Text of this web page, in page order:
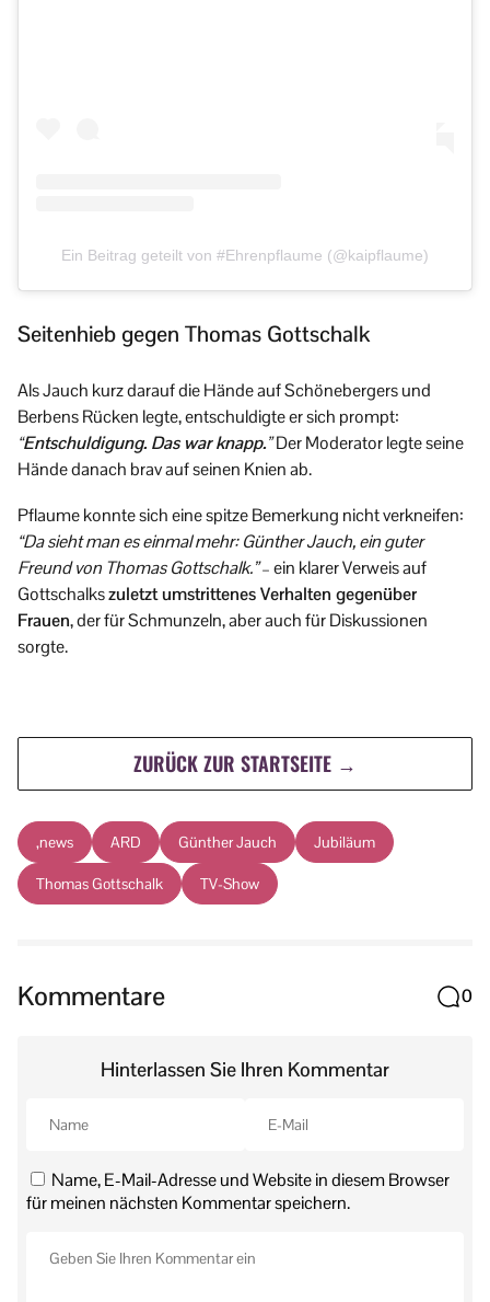
Ein Beitrag geteilt von #Ehrenpflaume (@kaipflaume)
Seitenhieb gegen Thomas Gottschalk
Als Jauch kurz darauf die Hände auf Schönebergers und
Berbens Rücken legte, entschuldigte er sich prompt:
“Entschuldigung. Das war knapp.”Der Moderator legte seine
Hände danach brav auf seinen Knien ab.
Pflaume konnte sich eine spitze Bemerkung nicht verkneifen:
“Da sieht man es einmal mehr: Günther Jauch, ein guter
Freund von Thomas Gottschalk.”– ein klarer Verweis auf
Gottschalkszuletzt umstrittenes Verhalten gegenüber
Frauen, der für Schmunzeln, aber auch für Diskussionen
sorgte.
ZURÜCK ZUR STARTSEITE →
,news ARD Günther Jauch Jubiläum
Thomas Gottschalk TV-Show
Kommentare 0
Hinterlassen Sie Ihren Kommentar
Name, E-Mail-Adresse und Website in diesem Browser
für meinen nächsten Kommentar speichern.